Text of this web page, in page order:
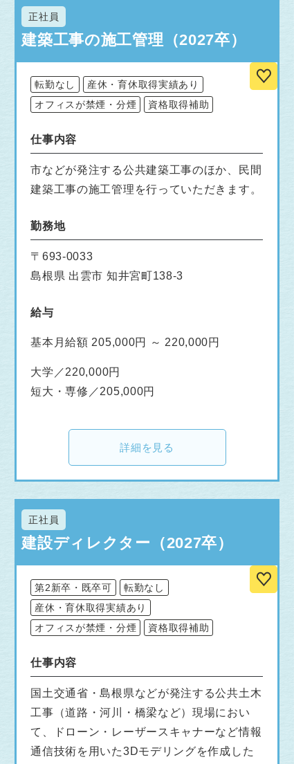
正社員
建築工事の施工管理（2027卒）
転勤なし
産休・育休取得実績あり
オフィスが禁煙・分煙
資格取得補助
仕事内容
市などが発注する公共建築工事のほか、民間
建築工事の施工管理を行っていただきます。
勤務地
〒693-0033
島根県 出雲市 知井宮町138-3
給与
基本月給額 205,000円 ～ 220,000円
大学／220,000円
短大・専修／205,000円
詳細を見る
正社員
建設ディレクター（2027卒）
第2新卒・既卒可
転勤なし
産休・育休取得実績あり
オフィスが禁煙・分煙
資格取得補助
仕事内容
国土交通省・島根県などが発注する公共土木
工事（道路・河川・橋梁など）現場におい
て、ドローン・レーザースキャナーなど情報
通信技術を用いた3Dモデリングを作成した